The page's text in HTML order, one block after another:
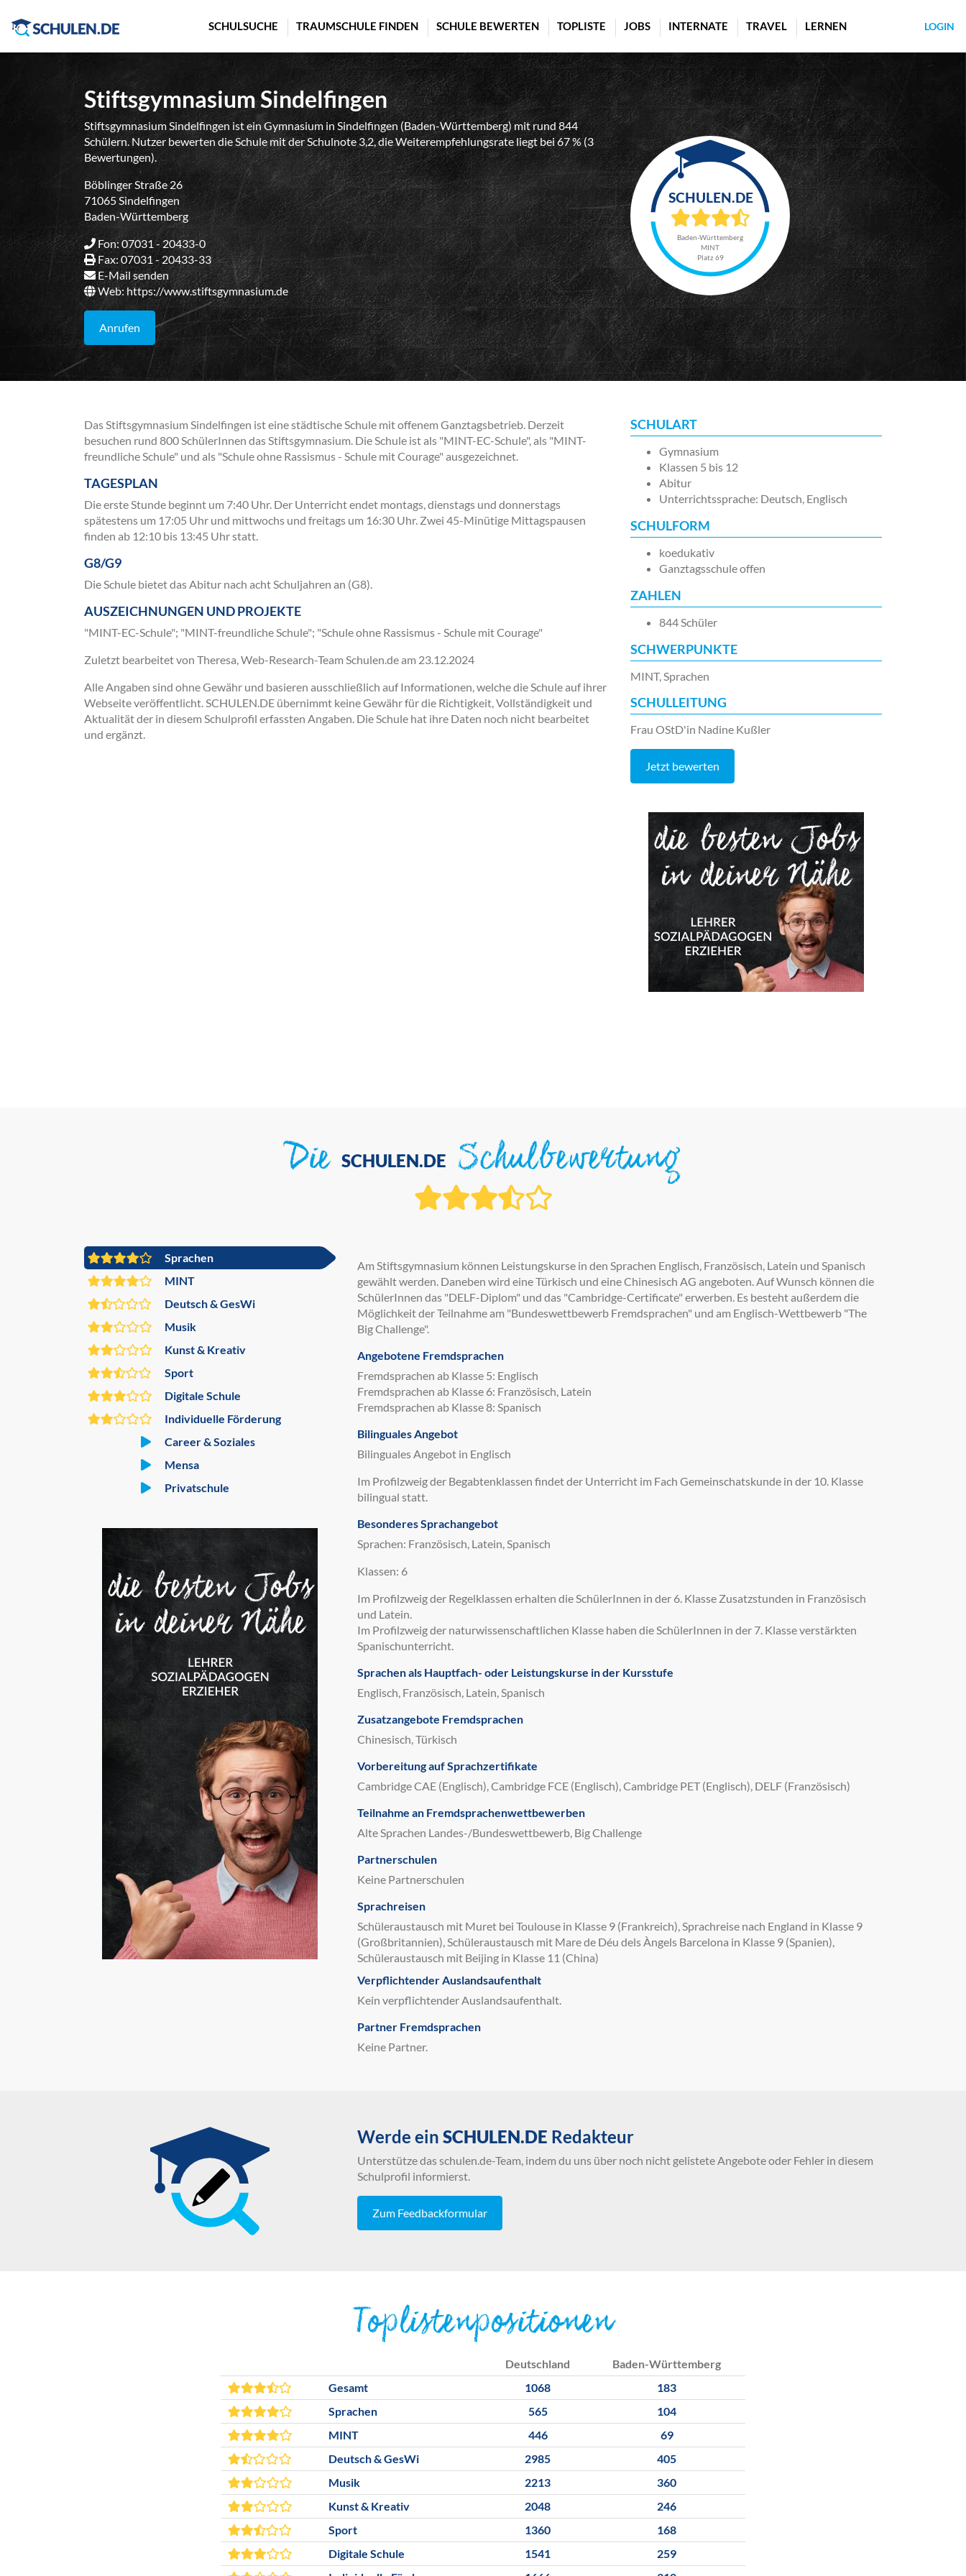
SCHULSUCHE TRAUMSCHULE FINDEN SCHULE BEWERTEN TOPLISTE JOBS INTERNATE TRAVEL LERNEN LOGIN
Stiftsgymnasium Sindelfingen
Stiftsgymnasium Sindelfingen ist ein Gymnasium in Sindelfingen (Baden-Württemberg) mit rund 844
Schülern. Nutzer bewerten die Schule mit der Schulnote 3,2, die Weiterempfehlungsrate liegt bei 67 % (3
Bewertungen).
Böblinger Straße 26
71065 Sindelfingen
Baden-Württemberg
Fon: 07031 - 20433-0
Fax: 07031 - 20433-33
E-Mail senden
Web:https://www.stiftsgymnasium.de
Anrufen
Baden-Württemberg
MINT
Platz 69
Das Stiftsgymnasium Sindelfingen ist eine städtische Schule mit offenem Ganztagsbetrieb. Derzeit
besuchen rund 800 SchülerInnen das Stiftsgymnasium. Die Schule ist als "MINT-EC-Schule", als "MINT-
freundliche Schule" und als "Schule ohne Rassismus - Schule mit Courage" ausgezeichnet.
TAGESPLAN
Die erste Stunde beginnt um 7:40 Uhr. Der Unterricht endet montags, dienstags und donnerstags
spätestens um 17:05 Uhr und mittwochs und freitags um 16:30 Uhr. Zwei 45-Minütige Mittagspausen
finden ab 12:10 bis 13:45 Uhr statt.
G8/G9
Die Schule bietet das Abitur nach acht Schuljahren an (G8).
AUSZEICHNUNGEN UND PROJEKTE
"MINT-EC-Schule"; "MINT-freundliche Schule"; "Schule ohne Rassismus - Schule mit Courage"
Zuletzt bearbeitet von Theresa, Web-Research-Team Schulen.de am 23.12.2024
Alle Angaben sind ohne Gewähr und basieren ausschließlich auf Informationen, welche die Schule auf ihrer
Webseite veröffentlicht. SCHULEN.DE übernimmt keine Gewähr für die Richtigkeit, Vollständigkeit und
Aktualität der in diesem Schulprofil erfassten Angaben. Die Schule hat ihre Daten noch nicht bearbeitet
und ergänzt.
SCHULART
Gymnasium
Klassen 5 bis 12
Abitur
Unterrichtssprache: Deutsch, Englisch
SCHULFORM
koedukativ
Ganztagsschule offen
ZAHLEN
844 Schüler
SCHWERPUNKTE
MINT, Sprachen
SCHULLEITUNG
Frau OStD'in Nadine Kußler
Jetzt bewerten
Die SCHULEN.DE Schulbewertung
Sprachen
MINT
Deutsch & GesWi
Musik
Kunst & Kreativ
Sport
Digitale Schule
Individuelle Förderung
Career & Soziales
Mensa
Privatschule
Am Stiftsgymnasium können Leistungskurse in den Sprachen Englisch, Französisch, Latein und Spanisch
gewählt werden. Daneben wird eine Türkisch und eine Chinesisch AG angeboten. Auf Wunsch können die
SchülerInnen das "DELF-Diplom" und das "Cambridge-Certificate" erwerben. Es besteht außerdem die
Möglichkeit der Teilnahme am "Bundeswettbewerb Fremdsprachen" und am Englisch-Wettbewerb "The
Big Challenge".
Angebotene Fremdsprachen
Fremdsprachen ab Klasse 5: Englisch
Fremdsprachen ab Klasse 6: Französisch, Latein
Fremdsprachen ab Klasse 8: Spanisch
Bilinguales Angebot
Bilinguales Angebot in Englisch
Im Profilzweig der Begabtenklassen findet der Unterricht im Fach Gemeinschatskunde in der 10. Klasse
bilingual statt.
Besonderes Sprachangebot
Sprachen: Französisch, Latein, Spanisch
Klassen: 6
Im Profilzweig der Regelklassen erhalten die SchülerInnen in der 6. Klasse Zusatzstunden in Französisch
und Latein.
Im Profilzweig der naturwissenschaftlichen Klasse haben die SchülerInnen in der 7. Klasse verstärkten
Spanischunterricht.
Sprachen als Hauptfach- oder Leistungskurse in der Kursstufe
Englisch, Französisch, Latein, Spanisch
Zusatzangebote Fremdsprachen
Chinesisch, Türkisch
Vorbereitung auf Sprachzertifikate
Cambridge CAE (Englisch), Cambridge FCE (Englisch), Cambridge PET (Englisch), DELF (Französisch)
Teilnahme an Fremdsprachenwettbewerben
Alte Sprachen Landes-/Bundeswettbewerb, Big Challenge
Partnerschulen
Keine Partnerschulen
Sprachreisen
Schüleraustausch mit Muret bei Toulouse in Klasse 9 (Frankreich), Sprachreise nach England in Klasse 9
(Großbritannien), Schüleraustausch mit Mare de Déu dels Àngels Barcelona in Klasse 9 (Spanien),
Schüleraustausch mit Beijing in Klasse 11 (China)
Verpflichtender Auslandsaufenthalt
Kein verpflichtender Auslandsaufenthalt.
Partner Fremdsprachen
Keine Partner.
Werde ein SCHULEN.DE Redakteur
Unterstütze das schulen.de-Team, indem du uns über noch nicht gelistete Angebote oder Fehler in diesem
Schulprofil informierst.
Zum Feedbackformular
Toplistenpositionen
Deutschland
Baden-Württemberg
Gesamt
1068
183
Sprachen
565
104
MINT
446
69
Deutsch & GesWi
2985
405
Musik
2213
360
Kunst & Kreativ
2048
246
Sport
1360
168
Digitale Schule
1541
259